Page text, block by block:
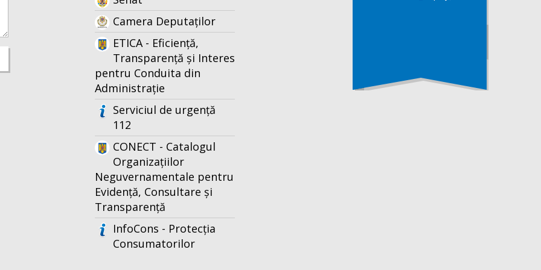
Camera Deputaților
ETICA - Eficiență,
Transparență și Interes
pentru Conduita din
Administrație
Serviciul de urgență
112
CONECT - Catalogul
Organizațiilor
Neguvernamentale pentru
Evidență, Consultare și
Transparență
InfoCons - Protecția
Consumatorilor